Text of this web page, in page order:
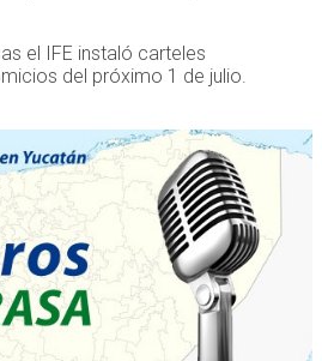
el IFE instaló carteles
del próximo 1 de julio.